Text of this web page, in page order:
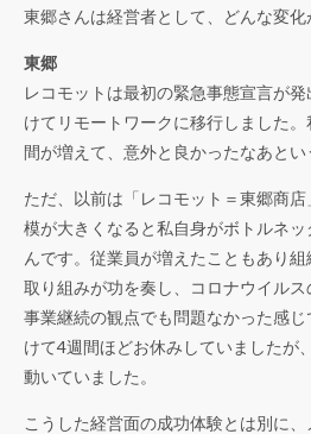
東郷さんは経営者として、どんな変化
東郷
レコモットは最初の緊急事態宣言が
けてリモートワークに移行しました
間が増えて、意外と良かったなあとい
ただ、以前は「レコモット＝東郷商
模が大きくなると私自身がボトルネ
んです。従業員が増えたこともあり
取り組みが功を奏し、コロナウイルス
事業継続の観点でも問題なかった感
けて4週間ほどお休みしていましたが
動いていました。
こうした経営面の成功体験とは別に